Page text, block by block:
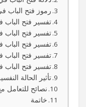
رموز فتح الباب
تفسير فتح الباب
تفسير فتح الباب
تفسير فتح الباب
تفسير فتح الباب
تفسير فتح الباب
تأثير الحالة
نصائح للتعامل
خاتمة